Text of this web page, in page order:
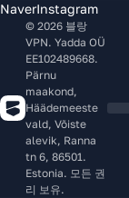
NaverInstagram
© 2026 블랑
VPN. Yadda OÜ
EE102489668.
Pärnu
maakond,
Häädemeeste
vald, Võiste
alevik, Ranna
tn 6, 86501.
Estonia. 모든 권
리 보유.